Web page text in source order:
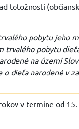
totožnosti
pobytu jeho
trvalého pobytu
na území
dieťa narodené v
v termíne od